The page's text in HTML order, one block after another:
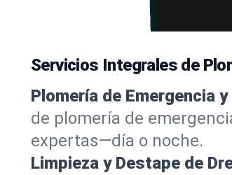
Servicios Integrales de
Plomería de Emergencia
de plomería de
expertas—día o noche.
Limpieza y Destape de